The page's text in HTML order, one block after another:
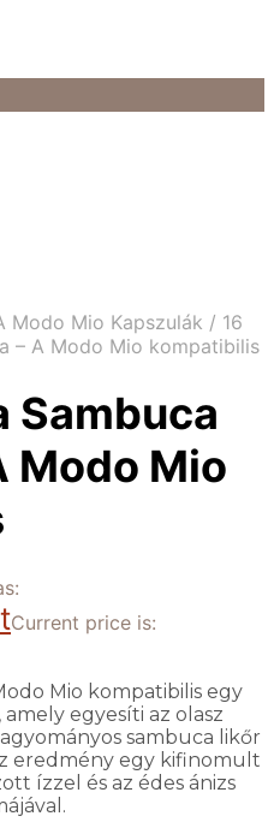
Modo Mio Kapszulák / 16
– A Modo Mio kompatibilis
Sambuca
Modo Mio
Current price is:
Mio kompatibilis egy
egyesíti az olasz
sambuca likőr
eredmény egy kifinomult
ízzel és az édes ánizs